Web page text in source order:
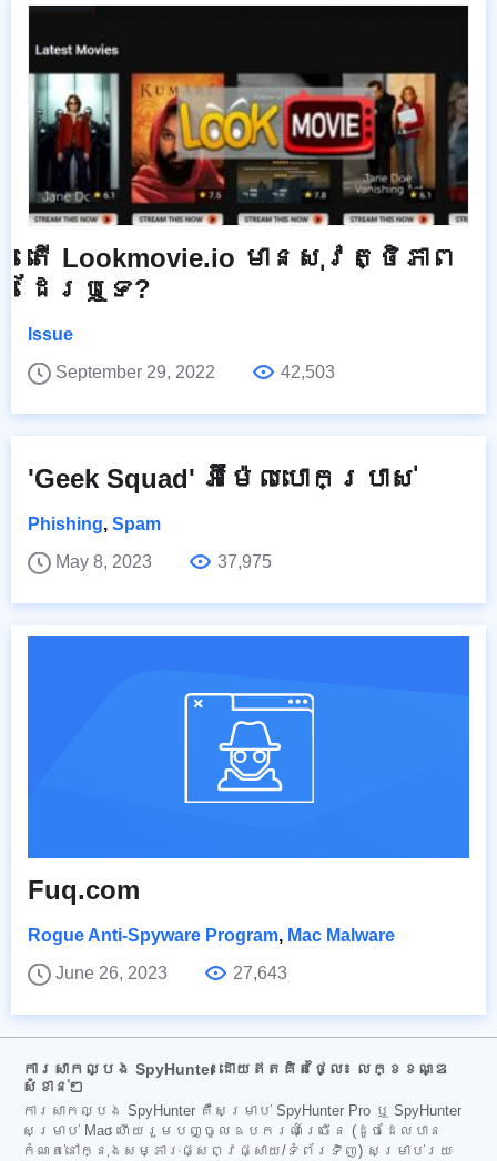
តើ Lookmovie.io មានសុវត្ថិភាព
ដែរឬទេ?
Issue
September 29, 2022
42,503
'Geek Squad' អ៊ីម៉ែលបោកប្រាស់
Phishing, Spam
May 8, 2023
37,975
Fuq.com
Rogue Anti-Spyware Program, Mac Malware
June 26, 2023
27,643
ការសាកល្បង SpyHunter ដោយឥតគិតថ្លៃ៖ លក្ខខណ្ឌ
សំខាន់ៗ
ការសាកល្បង SpyHunter គឺសម្រាប់ SpyHunter Pro ឬ SpyHunter
សម្រាប់ Mac ហើយរួមបញ្ចូលឧបករណ៍ច្រើន (ដូចដែលបាន
កំណត់នៅក្នុងសម្ភារៈផ្សព្វផ្សាយ/ទំព័រទិញ) សម្រាប់រយៈ